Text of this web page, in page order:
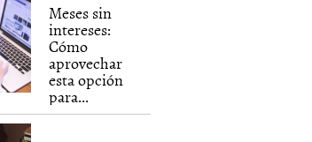
Meses sin
intereses:
Cómo
aprovechar
esta opción
para...